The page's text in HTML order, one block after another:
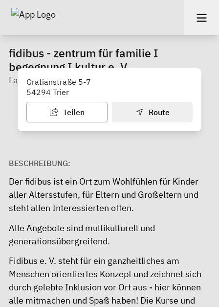
fidibus - zentrum für familie I
begegnung I kultur e. V.
Familienzentrum & Haus der Familie
Gratianstraße 5-7
54294 Trier
Teilen Route
BESCHREIBUNG:
Derfidibus ist ein Ort zum Wohlfühlen für Kinder
aller Altersstufen, für Eltern und Großeltern und
steht allen Interessierten offen.
Alle Angebote sind multikulturell und
generationsübergreifend.
Fidibus e. V. steht für ein ganzheitliches am
Menschen orientiertes Konzept und zeichnet sich
durch gelebte Inklusion vor Ort aus - hier können
alle mitmachen und Spaß haben! Die Kurse und